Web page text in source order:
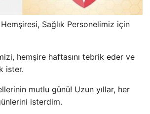
Sağlık Personelimiz için
hemşire haftasını tebrik eder ve
ister.
mutlu günü! Uzun yıllar, her
isterdim.